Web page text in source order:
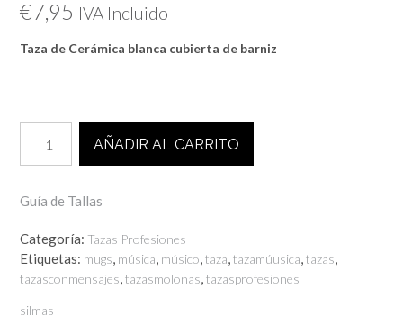
€7,95 IVA Incluido
Taza de Cerámica blanca cubierta de barniz
AMANTE
DE
MÚSICA
AÑADIR AL CARRITO
Guía de Tallas
Categoría: Tazas Profesiones
Etiquetas: mugs, música, músico,taza,tazamúusica,tazas,
tazasconmensajes,tazasmolonas,tazasprofesiones
silmas